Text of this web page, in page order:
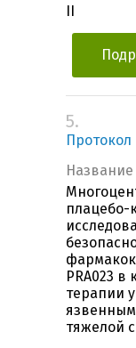
5.
Протокол
плацебо-
PRA023
терапии
тяжелой